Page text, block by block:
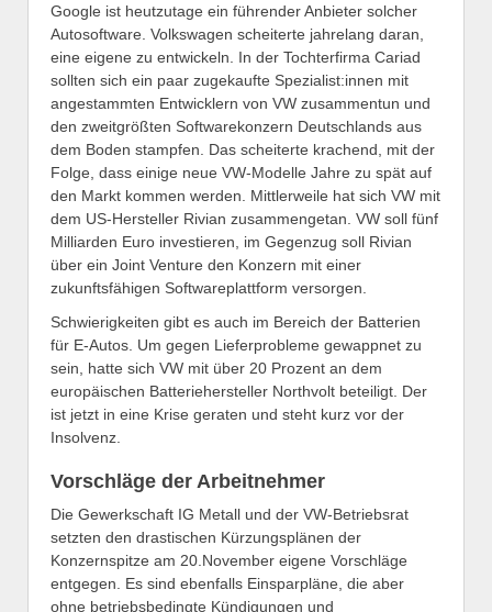
Google ist heutzutage ein führender Anbieter solcher
Autosoftware. Volkswagen scheiterte jahrelang daran,
eine eigene zu entwickeln. In der Tochterfirma Cariad
sollten sich ein paar zugekaufte Spezialist:innen mit
angestammten Entwicklern von VW zusammentun und
den zweitgrößten Softwarekonzern Deutschlands aus
dem Boden stampfen. Das scheiterte krachend, mit der
Folge, dass einige neue VW-Modelle Jahre zu spät auf
den Markt kommen werden. Mittlerweile hat sich VW mit
dem US-Hersteller Rivian zusammengetan. VW soll fünf
Milliarden Euro investieren, im Gegenzug soll Rivian
über ein Joint Venture den Konzern mit einer
zukunftsfähigen Softwareplattform versorgen.
Schwierigkeiten gibt es auch im Bereich der Batterien
für E-Autos. Um gegen Lieferprobleme gewappnet zu
sein, hatte sich VW mit über 20 Prozent an dem
europäischen Batteriehersteller Northvolt beteiligt. Der
ist jetzt in eine Krise geraten und steht kurz vor der
Insolvenz.
Vorschläge der Arbeitnehmer
Die Gewerkschaft IG Metall und der VW-Betriebsrat
setzten den drastischen Kürzungsplänen der
Konzernspitze am 20.November eigene Vorschläge
entgegen. Es sind ebenfalls Einsparpläne, die aber
ohne betriebsbedingte Kündigungen und